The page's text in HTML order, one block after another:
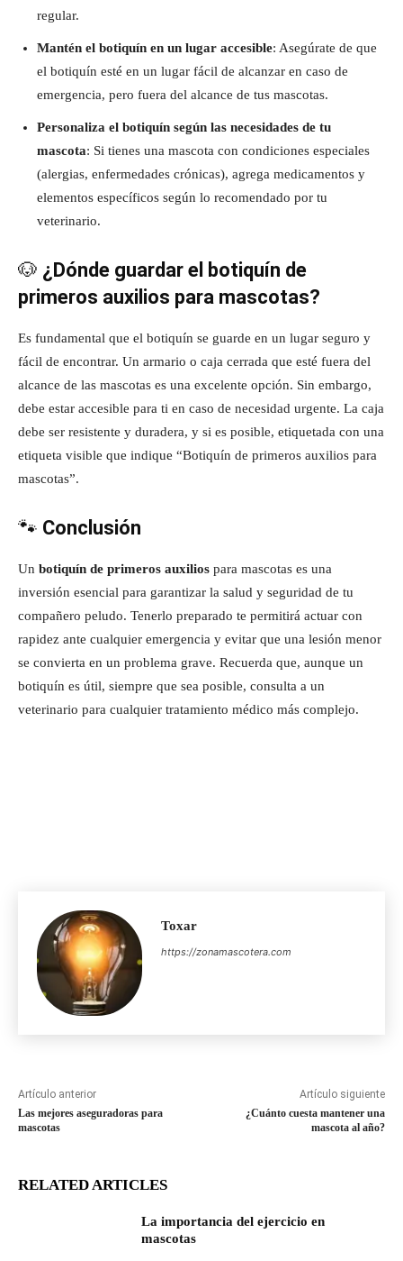
regular.
Mantén el botiquín en un lugar accesible: Asegúrate de que
el botiquín esté en un lugar fácil de alcanzar en caso de
emergencia, pero fuera del alcance de tus mascotas.
Personaliza el botiquín según las necesidades de tu
mascota: Si tienes una mascota con condiciones especiales
(alergias, enfermedades crónicas), agrega medicamentos y
elementos específicos según lo recomendado por tu
veterinario.
🐶 ¿Dónde guardar el botiquín de
primeros auxilios para mascotas?
Es fundamental que el botiquín se guarde en un lugar seguro y
fácil de encontrar. Un armario o caja cerrada que esté fuera del
alcance de las mascotas es una excelente opción. Sin embargo,
debe estar accesible para ti en caso de necesidad urgente. La caja
debe ser resistente y duradera, y si es posible, etiquetada con una
etiqueta visible que indique “Botiquín de primeros auxilios para
mascotas”.
🐾 Conclusión
Un botiquín de primeros auxilios para mascotas es una
inversión esencial para garantizar la salud y seguridad de tu
compañero peludo. Tenerlo preparado te permitirá actuar con
rapidez ante cualquier emergencia y evitar que una lesión menor
se convierta en un problema grave. Recuerda que, aunque un
botiquín es útil, siempre que sea posible, consulta a un
veterinario para cualquier tratamiento médico más complejo.
Toxar
https://zonamascotera.com
Artículo anterior
Las mejores aseguradoras para
mascotas
Artículo siguiente
¿Cuánto cuesta mantener una
mascota al año?
RELATED ARTICLES
La importancia del ejercicio en
mascotas